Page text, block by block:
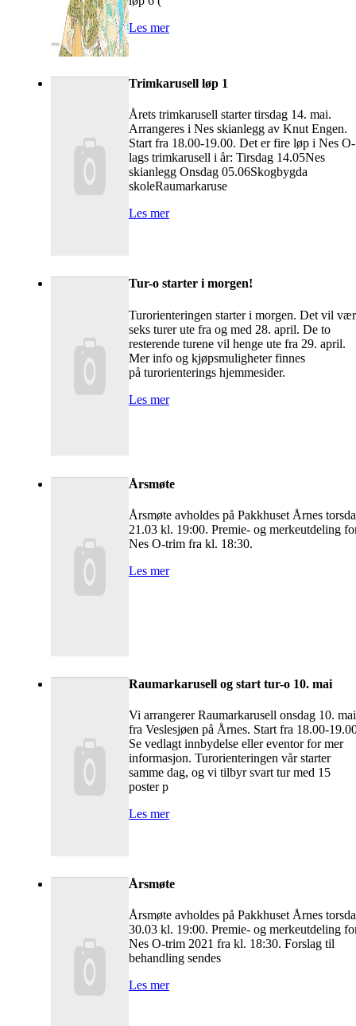
Les mer
Trimkarusell løp 1
Årets trimkarusell starter tirsdag 14. mai.
Arrangeres i Nes skianlegg av Knut Engen.
Start fra 18.00-19.00. Det er fire løp i Nes O-
lags trimkarusell i år: Tirsdag 14.05Nes
skianlegg Onsdag 05.06Skogbygda
skoleRaumarkaruse
Les mer
Tur-o starter i morgen!
Turorienteringen starter i morgen. Det vil
seks turer ute fra og med 28. april. De to
resterende turene vil henge ute fra 29. april.
Mer info og kjøpsmuligheter finnes
på turorienterings hjemmesider.
Les mer
Årsmøte
Årsmøte avholdes på Pakkhuset Årnes
21.03 kl. 19:00. Premie- og merkeutdeling
Nes O-trim fra kl. 18:30.
Les mer
Raumarkarusell og start tur-o 10. mai
Vi arrangerer Raumarkarusell onsdag 10. mai
fra Veslesjøen på Årnes. Start fra 18.00-
Se vedlagt innbydelse eller eventor for mer
informasjon. Turorienteringen vår starter
samme dag, og vi tilbyr svart tur med 15
poster p
Les mer
Årsmøte
Årsmøte avholdes på Pakkhuset Årnes
30.03 kl. 19:00. Premie- og merkeutdeling
Nes O-trim 2021 fra kl. 18:30. Forslag til
behandling sendes
Les mer